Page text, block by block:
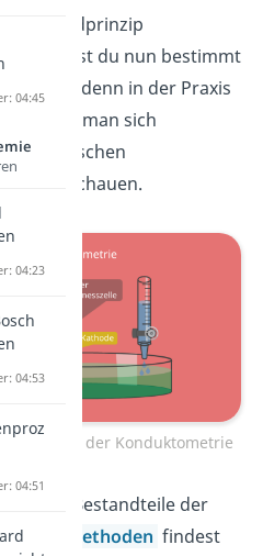
das Grundprinzip
hast, willst du nun bestimmt
man das denn in der Praxis
kann man sich
anschauen.
Aufbau der Konduktometrie
Bestandteile der
findest
04:45
04:23
04:53
04:51